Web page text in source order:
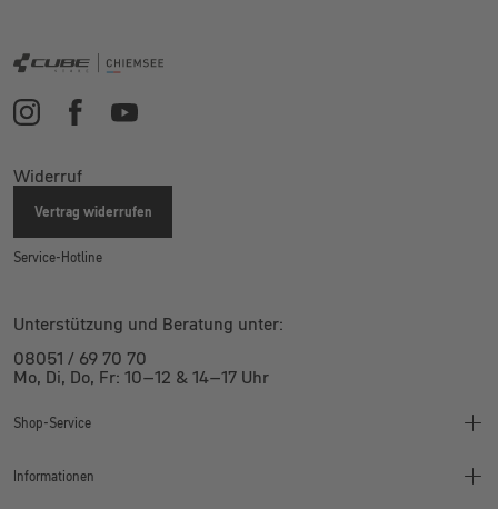
Widerruf
Vertrag widerrufen
Service-Hotline
Unterstützung und Beratung unter:
08051 / 69 70 70
Mo, Di, Do, Fr: 10–12 & 14–17 Uhr
Shop-Service
Informationen